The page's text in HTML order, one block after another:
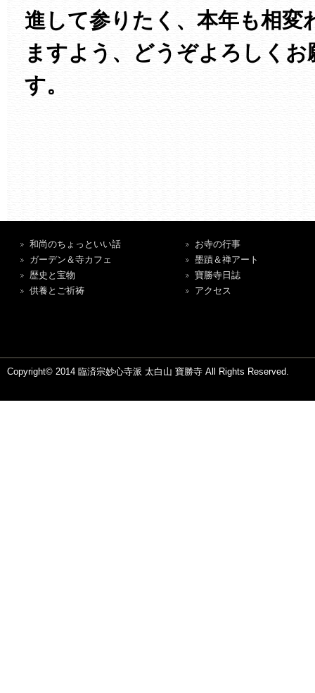
進して参りたく、本年も相変
ますよう、どうぞよろしく
す。
和尚のちょっといい話
ガーデン＆寺カフェ
歴史と宝物
供養とご祈祷
お寺の行事
墨蹟＆禅アート
寶勝寺日誌
アクセス
Copyright© 2014 臨済宗妙心寺派 太白山 寶勝寺 All Rights Reserved.